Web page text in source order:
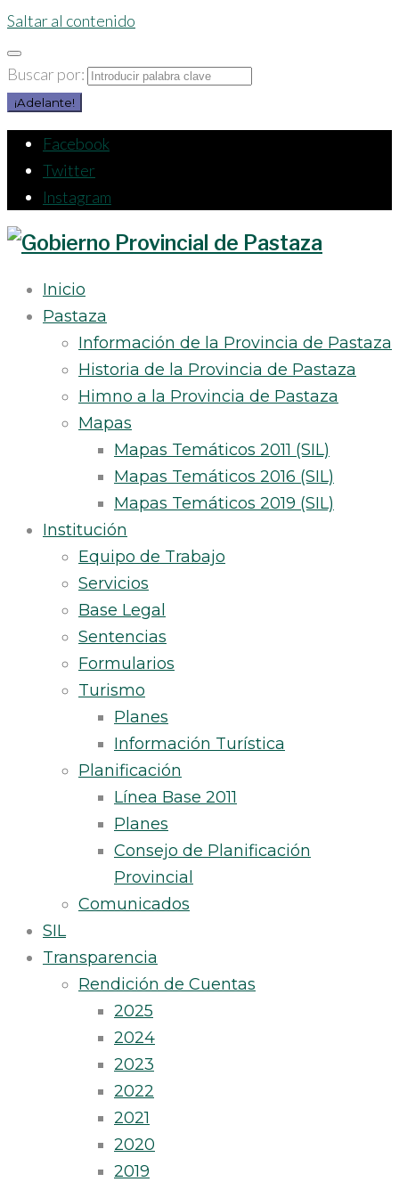
Saltar al contenido
Buscar por:
¡Adelante!
Facebook
Twitter
Instagram
Inicio
Pastaza
Información de la Provincia de Pastaza
Historia de la Provincia de Pastaza
Himno a la Provincia de Pastaza
Mapas
Mapas Temáticos 2011 (SIL)
Mapas Temáticos 2016 (SIL)
Mapas Temáticos 2019 (SIL)
Institución
Equipo de Trabajo
Servicios
Base Legal
Sentencias
Formularios
Turismo
Planes
Información Turística
Planificación
Línea Base 2011
Planes
Consejo de Planificación
Provincial
Comunicados
SIL
Transparencia
Rendición de Cuentas
2025
2024
2023
2022
2021
2020
2019